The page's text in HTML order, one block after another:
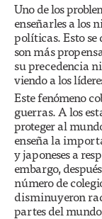
Uno de los
enseñarles a los
políticas. Esto se
son más
su precedencia
viendo a los
Este fenómeno
guerras. A los
proteger al
enseña la
y japoneses a
embargo,
número de
disminuyeron
partes del